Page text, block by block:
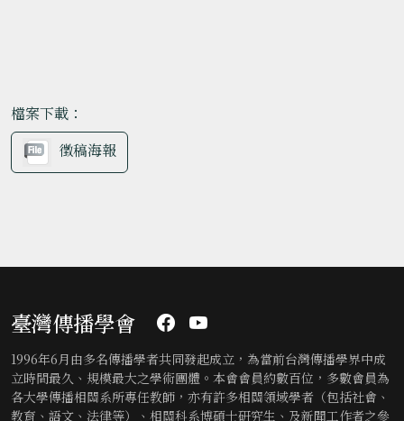
檔案下載：
徵稿海報
臺灣傳播學會
1996年6月由多名傳播學者共同發起成立，為當前台灣傳播學界中成
立時間最久、規模最大之學術團體。本會會員約數百位，多數會員為
各大學傳播相關系所專任教師，亦有許多相關領域學者（包括社會、
教育、語文、法律等）、相關科系博碩士研究生、及新聞工作者之參